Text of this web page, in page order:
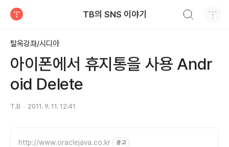
TB의 SNS 이야기
탈옥강좌/시디아
아이폰에서 휴지통을 사용 Andr
oid Delete
T.B 2011. 9. 11. 12:41
http://www.oraclejava.co.kr 광고